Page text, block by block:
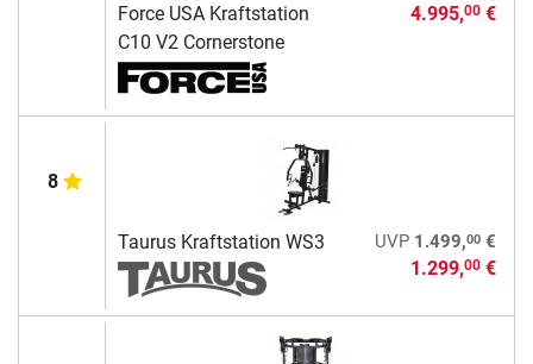
Force USA Kraftstation
C10 V2 Cornerstone
4.995,00€
8
Taurus Kraftstation WS3 UVP 1.499,00€
1.299,00€